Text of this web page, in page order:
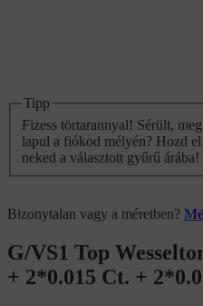
Tipp
Fizess törtarannyal! Sérült,
lapul a fiókod mélyén? Hozd
neked a választott gyűrű árába!
Bizonytalan vagy a méretben?
G/VS1 Top
+ 2*0.015 Ct. +